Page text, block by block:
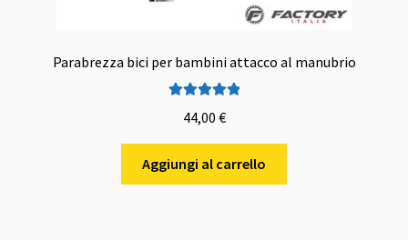
Parabrezza bici per bambini attacco al manubrio
su 5
44,00 €
Aggiungi al carrello